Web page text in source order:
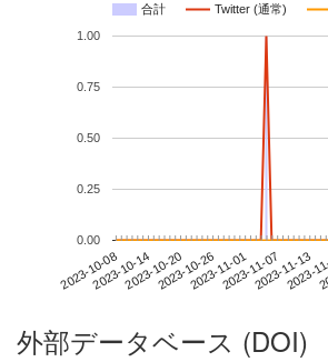
合計 Twitter (通常)
2023-10-082023-10-142023-10-202023-10-262023-11-012023-11-072023-11-13
2023-
0.00
0.25
0.50
0.75
1.00
外部データベース (DOI)